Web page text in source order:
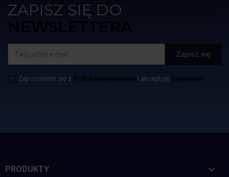
ZAPISZ SIĘ DO
NEWSLETTERA
Zapoznałem się z Polityką prywatności i akceptuję Regulamin
PRODUKTY 